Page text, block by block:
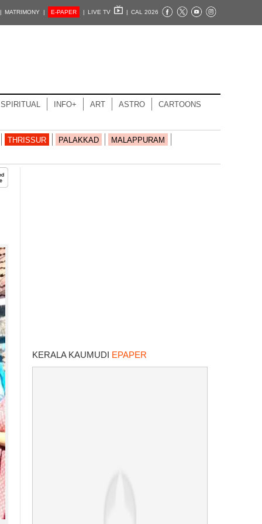
MATRIMONY | E-PAPER | LIVE TV | CAL 2026
SPIRITUAL INFO+ ART ASTRO CARTOONS
THRISSUR PALAKKAD MALAPPURAM
KERALA KAUMUDI EPAPER